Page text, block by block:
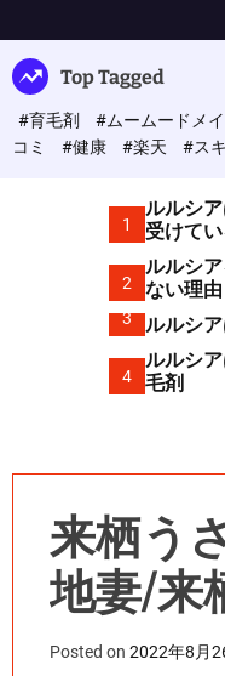
Top Tagged
#育毛剤 #ムームードメ
コミ
#健康 #楽天 #ス
1
ルルシ
受けて
2
ルルシ
ない理由
3 ルルシ
4
ルルシ
毛剤
来栖う
地妻/来
Posted on 2022年8月